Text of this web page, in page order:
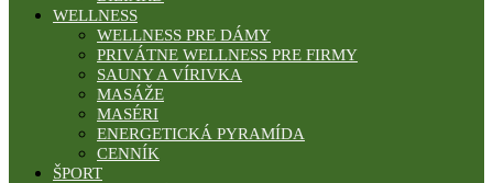
WELLNESS
WELLNESS PRE DÁMY
PRIVÁTNE WELLNESS PRE FIRMY
SAUNY A VÍRIVKA
MASÁŽE
MASÉRI
ENERGETICKÁ PYRAMÍDA
CENNÍK
ŠPORT